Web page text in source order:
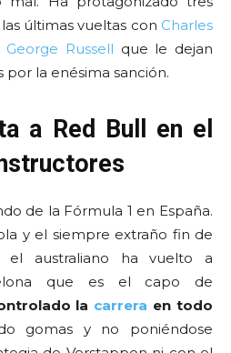
últimas vueltas con Charles
George Russell que le dejan
por la enésima sanción.
a Red Bull en el
de la Fórmula 1 en España.
y el siempre extraño fin de
el australiano ha vuelto a
que es el capo de
la carrera en todo
gomas y no poniéndose